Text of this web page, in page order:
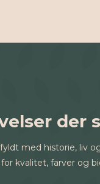
der
med historie, liv
kvalitet, farver og